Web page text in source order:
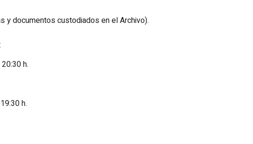
y documentos custodiados en el Archivo).
h.
h.